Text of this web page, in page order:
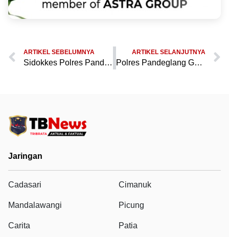
ARTIKEL SEBELUMNYA
Sidokkes Polres Pandeglang Gelar Pelayanan Kesehatan Gratis di CFD Sambut Hari Bhayangkara ke-79
ARTIKEL SELANJUTNYA
Polres Pandeglang Gelar Upacara dan Tabur Bunga di Tmp Cihaseum untuk Kenangi Jasa Pahlawan Jelang Hut Bhayangkara Ke-79
Jaringan
Cadasari Cimanuk
Mandalawangi Picung
Carita Patia